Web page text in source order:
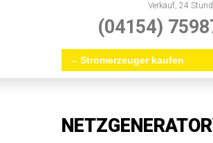
Verkauf, 24
(04154)